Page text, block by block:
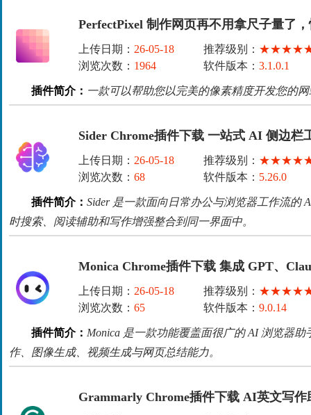
PerfectPixel 制作网页再不用拿尺子量了
上传日期： 26-05-18 推荐级别：
浏览次数： 1964 软件版本： 3.1.0.1
插件简介： 一款可以帮助您以完美的像素精度开发您的
Sider Chrome插件下载 一站式 AI 侧边栏
上传日期： 26-05-18 推荐级别：
浏览次数： 68 软件版本： 5.26.0
插件简介： Sider 是一款面向日常办公与浏览器工作流的
时搜索、阅读辅助和写作增强整合到同一界面中。
Monica Chrome插件下载 集成 GPT、
上传日期： 26-05-18 推荐级别：
浏览次数： 65 软件版本： 9.0.14
插件简介： Monica 是一款功能覆盖面很广的 AI 浏览器
作、图像生成、视频生成与网页总结能力。
Grammarly Chrome插件下载 AI英文写作